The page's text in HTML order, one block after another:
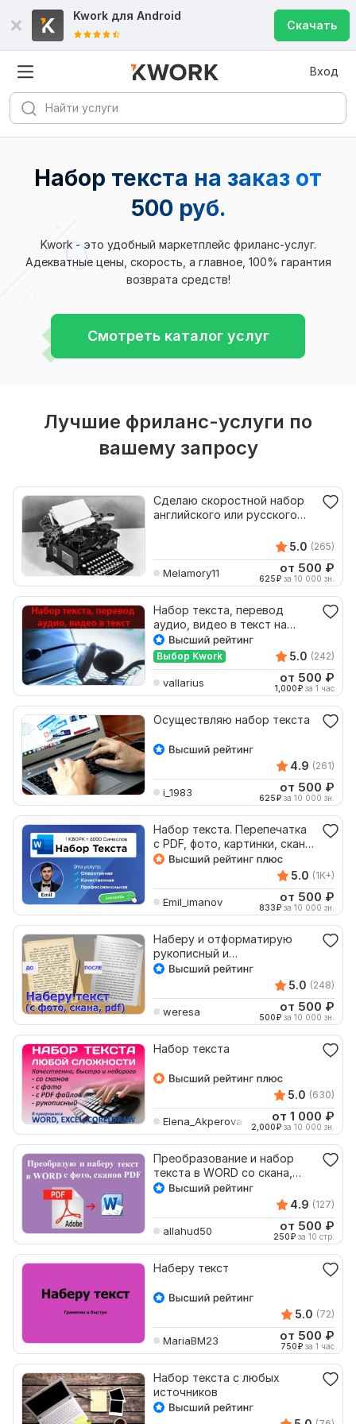
Kwork для Android
Скачать
Вход
Набор текста на заказ от
500 руб.
Kwork - это удобный маркетплейс фриланс-услуг.
Адекватные цены, скорость, а главное, 100% гарантия
возврата средств!
Смотреть каталог услуг
Лучшие фриланс-услуги по
вашему запросу
Сделаю скоростной набор
английского или русского
5.0 (265)
Melamory11 от 500 ₽
625₽ за 10 000 зн.
Набор текста, перевод
аудио, видео в текст на
русском языке
Выбор Kwork 5.0 (242)
vallarius от 500 ₽
1,000₽ за 1 час
Осуществляю набор текста
4.9 (261)
i_1983 от 500 ₽
625₽ за 10 000 зн.
Набор текста. Перепечатка
с PDF, фото, картинки, скана
- 6000 символов
5.0 (1K+)
Emil_imanov от 500 ₽
833₽ за 10 000 зн.
Наберу и отформатирую
рукописный и
сканированный текст
5.0 (248)
weresa от 500 ₽
500₽ за 10 000 зн.
Набор текста
5.0 (630)
Elena_Akperova от 1 000 ₽
2,000₽ за 10 000 зн.
Преобразование и набор
текста в WORD со скана,
фото, PDF. Оформление
4.9 (127)
allahud50 от 500 ₽
250₽ за 10 стр.
Наберу текст
5.0 (72)
MariaBM23 от 500 ₽
750₽ за 1 час
Набор текста с любых
источников